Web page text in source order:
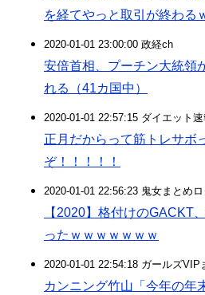
を経てやっと取引が終わる
2020-01-01 23:00:00 政経ch
安倍首相、プーチン大統領
れる（41カ国中）
2020-01-01 22:57:15 ダイエット
正月だからって筋トレサボ
ぞ！！！！！
2020-01-01 22:56:23 鬼女まとめ
【2020】格付けのGACKT
ったｗｗｗｗｗｗｗ
2020-01-01 22:54:18 ガールズVIP
カンニング竹山「今年の年